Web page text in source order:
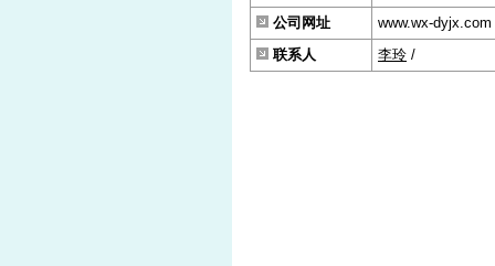
公司网址
www.wx-dyjx.com
联系人
李玲 /